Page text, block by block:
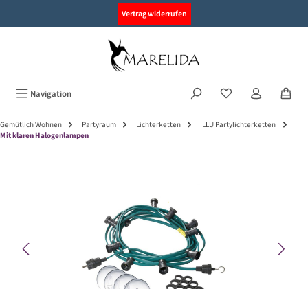
Vertrag widerrufen
Navigation
Gemütlich Wohnen Partyraum Lichterketten
ILLU Partylichterketten
Mit klaren Halogenlampen